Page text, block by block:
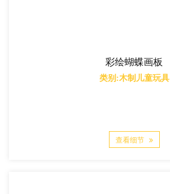
彩绘蝴蝶画板
类别:木制儿童玩具
查看细节